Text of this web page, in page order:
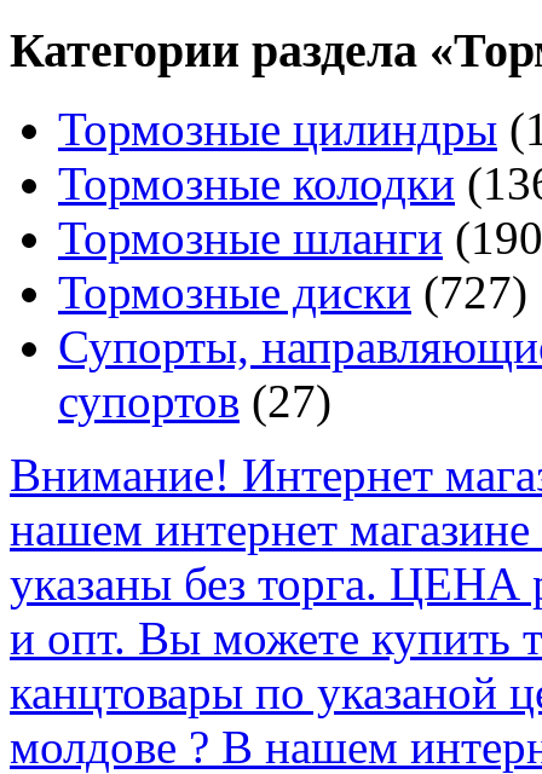
Категории раздела
Тормозные цилиндры
Тормозные колодки
Тормозные шланги
Тормозные диски (727)
Супорты,
супортов (27)
Внимание! Интернет
нашем интернет
указаны без торга.
и опт. Вы можете купить
канцтовары по указаной
молдове ? В нашем